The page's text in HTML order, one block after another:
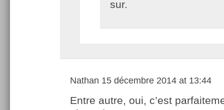
sur.
Nathan 15 décembre 2014 at 13:44
Entre autre, oui, c’est